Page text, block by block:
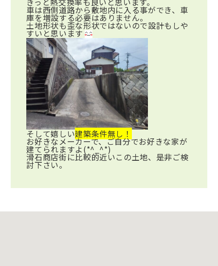
車は西側道路から敷地内に入る事ができ、車
庫を増設する必要はありません。
土地形状も歪な形状ではないので設計もしや
すいと思います
そして嬉しい建築条件無し！
お好きなメーカーで、ご自分でお好きな家が
建てられますよ(*^_^*)
滑石商店街に比較的近いこの土地、是非ご検
討下さい。